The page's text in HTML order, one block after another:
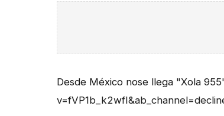
Desde México nose llega "Xola